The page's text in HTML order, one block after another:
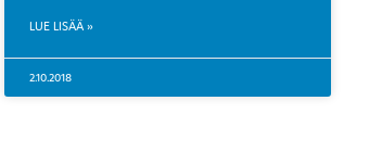
LUE LISÄÄ »
2.10.2018